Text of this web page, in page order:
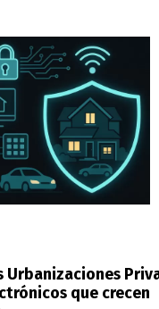
Urbanizaciones
que crecen